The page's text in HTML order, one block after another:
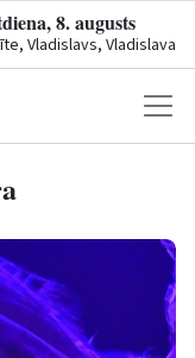
8. augusts
Vladislavs, Vladislava